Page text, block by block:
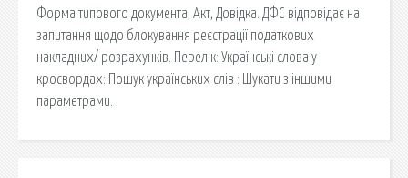
Форма типового документа, Акт, Довідка. ДФС відповідає на
запитання щодо блокування реєстрації податкових
накладних/ розрахунків. Перелік: Українські слова у
кросвордах: Пошук українських слів : Шукати з іншими
параметрами.